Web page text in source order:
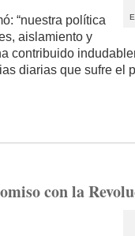
“nuestra política
aislamiento y
contribuido
diarias que sufre el
con la